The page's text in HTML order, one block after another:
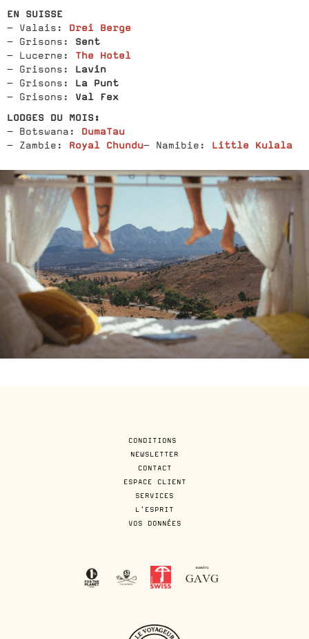
EN SUISSE
- Valais: Drei Berge
- Grisons: Sent
- Lucerne: The Hotel
- Grisons: Lavin
- Grisons: La Punt
- Grisons: Val Fex
LODGES DU MOIS:
- Botswana: DumaTau
- Zambie: Royal Chundu- Namibie: Little Kulala
CONDITIONS
NEWSLETTER
CONTACT
ESPACE CLIENT
SERVICES
L'ESPRIT
VOS DONNÉES